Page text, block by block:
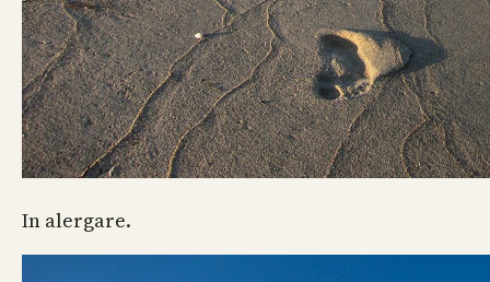
In alergare.